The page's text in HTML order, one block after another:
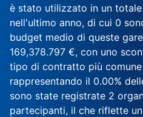
è stato utilizzato in un
nell'ultimo anno, di cui 0
budget medio di queste
169,378.797 €, con uno
tipo di contratto più
rappresentando il 0.00%
sono state registrate 2
partecipanti, il che riflette